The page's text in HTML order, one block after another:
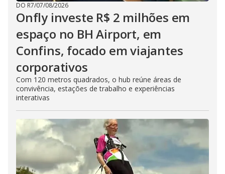
DO R7/07/08/2026
Onfly investe R$ 2 milhões em
espaço no BH Airport, em
Confins, focado em viajantes
corporativos
Com 120 metros quadrados, o hub reúne áreas de
convivência, estações de trabalho e experiências
interativas